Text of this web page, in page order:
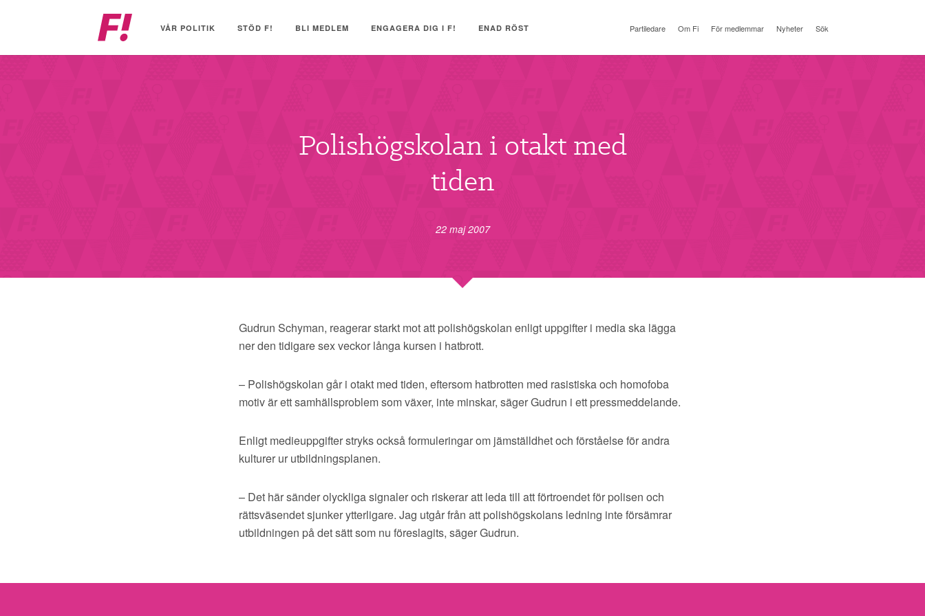
initiativ
VÅR POLITIK STÖD F! BLI MEDLEM ENGAGERA DIG I F! ENAD RÖST Partiledare Om Fi För medlemmar Nyheter Sök
Polishögskolan i otakt med
tiden
22 maj 2007
Gudrun Schyman, reagerar starkt mot att polishögskolan enligt uppgifter i media ska lägga
ner den tidigare sex veckor långa kursen i hatbrott.
– Polishögskolan går i otakt med tiden, eftersom hatbrotten med rasistiska och homofoba
motiv är ett samhällsproblem som växer, inte minskar, säger Gudrun i ett pressmeddelande.
Enligt medieuppgifter stryks också formuleringar om jämställdhet och förståelse för andra
kulturer ur utbildningsplanen.
– Det här sänder olyckliga signaler och riskerar att leda till att förtroendet för polisen och
rättsväsendet sjunker ytterligare. Jag utgår från att polishögskolans ledning inte försämrar
utbildningen på det sätt som nu föreslagits, säger Gudrun.